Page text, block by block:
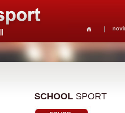
SCHOOL SPORT